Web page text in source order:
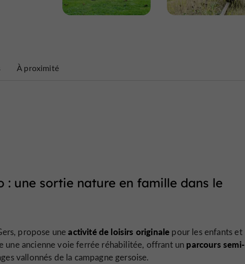
À proximité
une sortie nature en famille dans le
propose uneactivité de loisirs originale pour les enfants et
une ancienne voie ferrée réhabilitée, offrant un parcours semi-
vallonnés de la campagne gersoise.